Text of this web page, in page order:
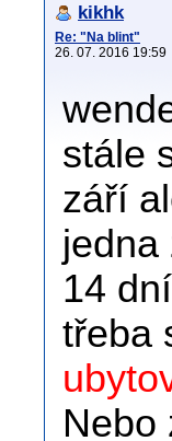
kikhk
Re: "Na blint"
26. 07. 2016 19:59
stále
září
jedna
14
třeba